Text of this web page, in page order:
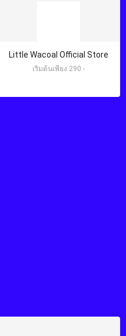
Little Wacoal Official Store
เริ่มต้นเพียง 290.-